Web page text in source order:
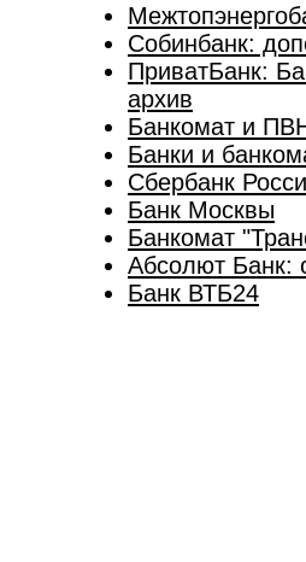
Собинбанк:
ПриватБанк:
архив
Банкомат и
Банки и
Сбербанк
Банк Москвы
Банкомат
Абсолют Банк:
Банк ВТБ24